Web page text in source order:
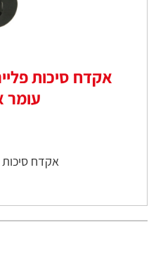
אקדח סיכות
עומר
אקדח סיכות